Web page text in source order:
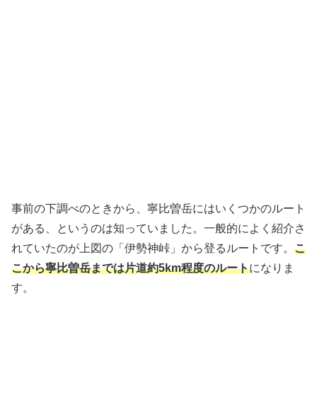
事前の下調べのときから、寧比曽岳にはいくつかのルート
がある、というのは知っていました。一般的によく紹介さ
れていたのが上図の「伊勢神峠」から登るルートです。 こ
こから寧比曽岳までは片道約5km程度のルートになりま
す。